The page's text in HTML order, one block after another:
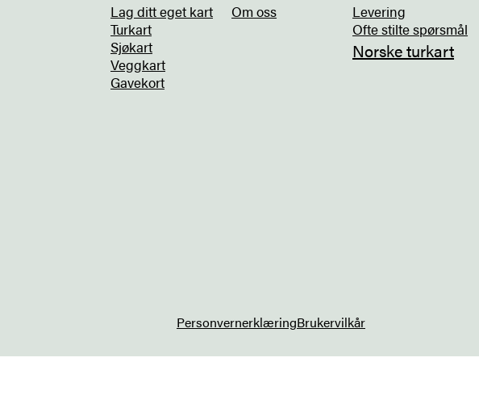
Lag ditt eget kart
Turkart
Sjøkart
Veggkart
Gavekort
Om oss
Levering
Ofte stilte spørsmål
Norske turkart
PersonvernerklæringBrukervilkår